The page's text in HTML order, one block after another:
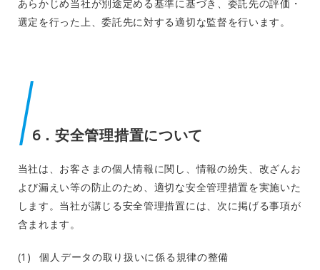
あらかじめ当社が別途定める基準に基づき、委託先の評価・
選定を行った上、委託先に対する適切な監督を行います。
6．安全管理措置について
当社は、お客さまの個人情報に関し、情報の紛失、改ざんお
よび漏えい等の防止のため、適切な安全管理措置を実施いた
します。当社が講じる安全管理措置には、次に掲げる事項が
含まれます。
個人データの取り扱いに係る規律の整備